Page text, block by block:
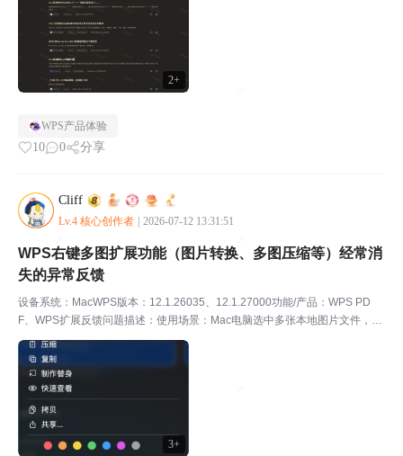
2+
WPS产品体验
10 0 分享
Cliff
Lv.4 核心创作者 2026-07-12 13:31:51
3+
WPS右键多图扩展功能（图片转换、多图压缩等）经常消
失的异常反馈
设备系统：MacWPS版本：12.1.26035、12.1.27000功能/产品：WPS PD
F、WPS扩展反馈问题描述：使用场景：Mac电脑选中多张本地图片文件，点
击右键调出系统右键菜单时。问题描述：正常应显示WPS“图片转换”、“多图
压缩/多图转格式/...